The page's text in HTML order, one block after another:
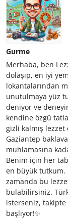
Gurme
Merhaba, ben
dolaşıp, en iyi
lokantalarından
unutulmaya yüz
deniyor ve
kendine özgü
gizli kalmış
Gaziantep
muhlamasına
Benim için her
en büyük tutkum.
zamanda bu
bulabilirsiniz.
isterseniz,
başlıyor!✨